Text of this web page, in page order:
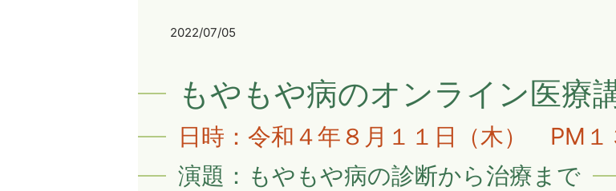
2022/07/05
もやもや病のオンライン医療
日時：令和４年８月１１日（木） PM１
演題：もやもや病の診断から治療まで